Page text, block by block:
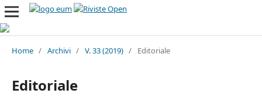
Home / Archivi / V. 33 (2019) / Editoriale
Editoriale